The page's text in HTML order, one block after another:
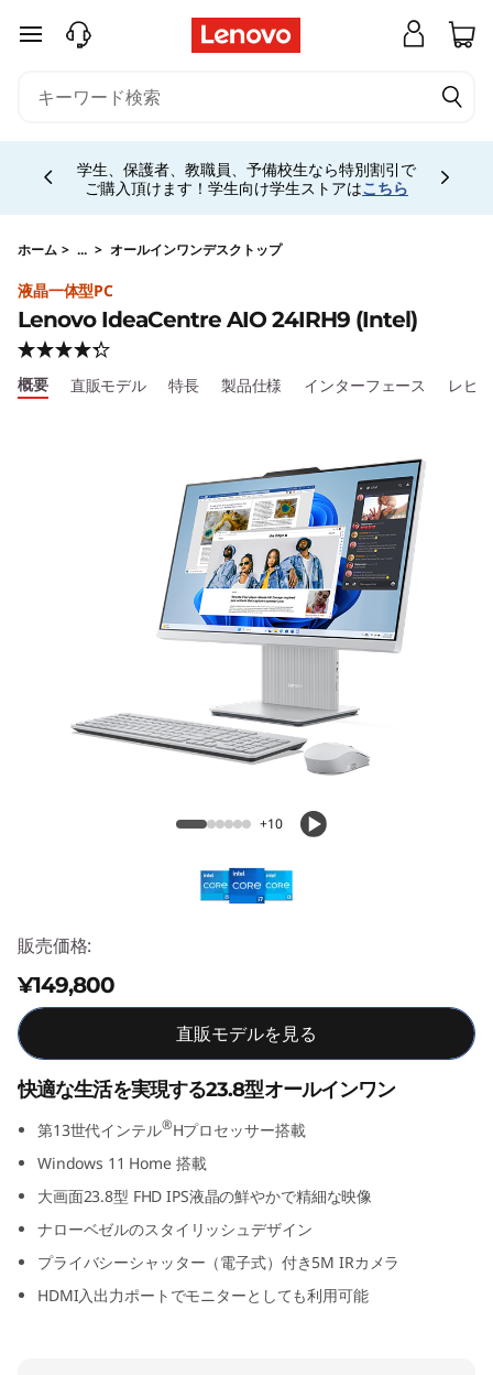
C
e
n
n
e
®
C
o
メインコンテンツにスキップする
お電話購入相談窓口 ☎ 法人:0120-148-333 法人
専用ストア会員登録 (無料) 詳細はこちら
専用会
場はこちら
ホーム > ... > オールインワンデスクトップ
Lenovo IdeaCentre AIO 24IRH9 (Intel)
液晶一体型PC
Lenovo IdeaCentre AIO 24IRH9 (Intel)
概要 直販モデル 特長 製品仕様 インターフェース レビ
+10
販売価格:
¥149,800
直販モデルを見る
快適な生活を実現する23.8型オールインワン
第13世代インテル®Hプロセッサー搭載
Windows 11 Home 搭載
大画面23.8型 FHD IPS液晶の鮮やかで精細な映像
ナローベゼルのスタイリッシュデザイン
プライバシーシャッター（電子式）付き5M IRカメラ
HDMI入出力ポートでモニターとしても利用可能